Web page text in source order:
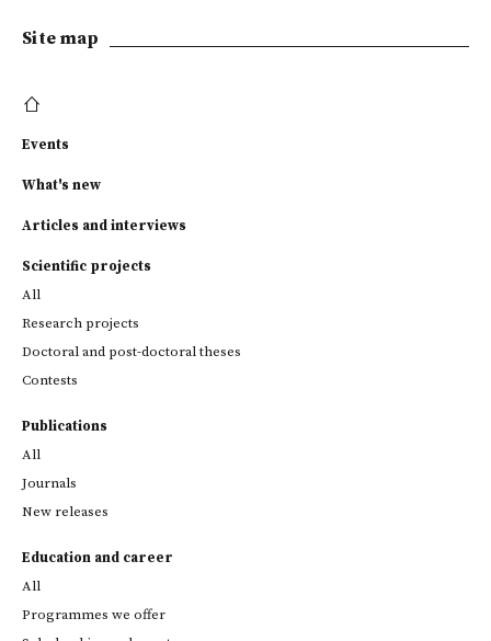
Site map
Events
What's new
Articles and interviews
Scientific projects
All
Research projects
Doctoral and post-doctoral theses
Contests
Publications
All
Journals
New releases
Education and career
All
Programmes we offer